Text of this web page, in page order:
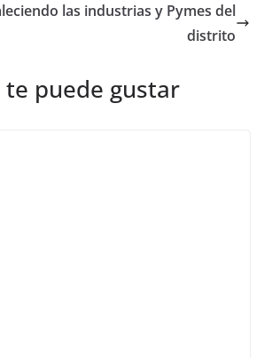
las industrias y Pymes del
distrito
puede gustar